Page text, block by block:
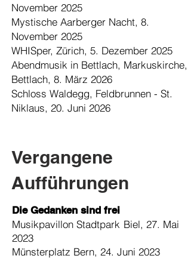
November 2025
Mystische Aarberger Nacht, 8.
November 2025
WHISper, Zürich, 5. Dezember 2025
Abendmusik in Bettlach, Markuskirche,
Bettlach, 8. März 2026
Schloss Waldegg, Feldbrunnen - St.
Niklaus, 20. Juni 2026
Vergangene
Aufführungen
Die Gedanken sind frei
Musikpavillon Stadtpark Biel, 27. Mai
2023
Münsterplatz Bern, 24. Juni 2023